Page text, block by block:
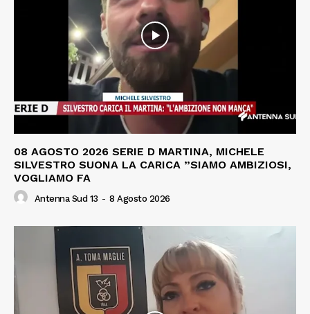
08 AGOSTO 2026 SERIE D MARTINA, MICHELE
SILVESTRO SUONA LA CARICA ”SIAMO AMBIZIOSI,
VOGLIAMO FA
Antenna Sud 13 - 8 Agosto 2026